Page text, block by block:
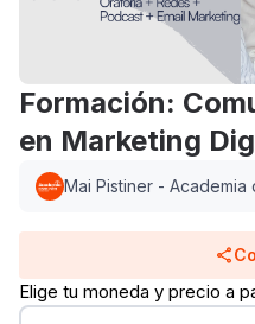
Formación:
en Marketing
Mai Pistiner - Academia
Elige tu moneda y precio a